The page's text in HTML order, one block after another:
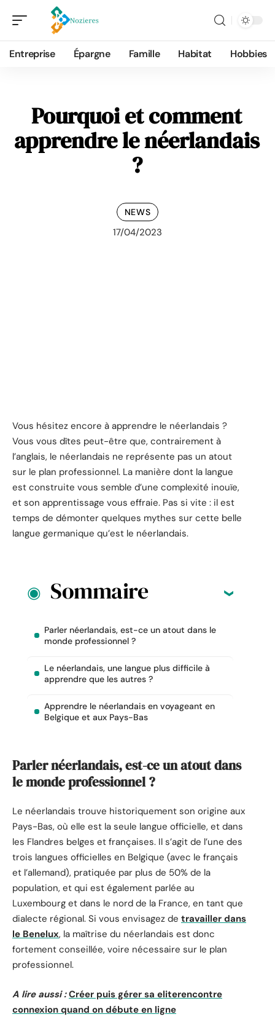
Entreprise Épargne Famille Habitat Hobbies
Pourquoi et comment
apprendre le néerlandais
?
NEWS
17/04/2023
Vous hésitez encore à apprendre le néerlandais ?
Vous vous dîtes peut-être que, contrairement à
l’anglais, le néerlandais ne représente pas un atout
sur le plan professionnel. La manière dont la langue
est construite vous semble d’une complexité inouïe,
et son apprentissage vous effraie. Pas si vite : il est
temps de démonter quelques mythes sur cette belle
langue germanique qu’est le néerlandais.
Sommaire
Parler néerlandais, est-ce un atout dans le
monde professionnel ?
Le néerlandais, une langue plus difficile à
apprendre que les autres ?
Apprendre le néerlandais en voyageant en
Belgique et aux Pays-Bas
Parler néerlandais, est-ce un atout dans
le monde professionnel ?
Le néerlandais trouve historiquement son origine aux
Pays-Bas, où elle est la seule langue officielle, et dans
les Flandres belges et françaises. Il s’agit de l’une des
trois langues officielles en Belgique (avec le français
et l’allemand), pratiquée par plus de 50% de la
population, et qui est également parlée au
Luxembourg et dans le nord de la France, en tant que
dialecte régional. Si vous envisagez de travailler dans
le Benelux, la maîtrise du néerlandais est donc
fortement conseillée, voire nécessaire sur le plan
professionnel.
A lire aussi : Créer puis gérer sa eliterencontre
connexion quand on débute en ligne